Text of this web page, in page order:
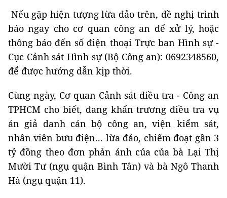
Nếu gặp hiện tượng lừa đảo trên, đề nghị trình
báo ngay cho cơ quan công an để xử lý, hoặc
thông báo đến số điện thoại Trực ban Hình sự -
Cục Cảnh sát Hình sự (Bộ Công an): 0692348560,
để được hướng dẫn kịp thời.
Cùng ngày, Cơ quan Cảnh sát điều tra - Công an
TPHCM cho biết, đang khẩn trương điều tra vụ
án giả danh cán bộ công an, viện kiểm sát,
nhân viên bưu điện... lừa đảo, chiếm đoạt gần 3
tỷ đồng theo đơn phản ánh của của bà Lại Thị
Mười Tư (ngụ quận Bình Tân) và bà Ngô Thanh
Hà (ngụ quận 11).